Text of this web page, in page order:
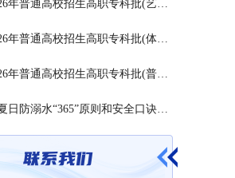
湖南省2026年普通高校招生高职专科批(艺术类)第一次投档分数线
湖南省2026年普通高校招生高职专科批(体育类)第一次投档分数线
湖南省2026年普通高校招生高职专科批(普通类)第一次投档分数线
划重点！夏日防溺水“365”原则和安全口诀一起学